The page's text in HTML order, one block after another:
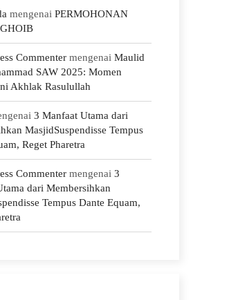
mengenai PERMOHONAN
Commenter mengenai Maulid
SAW 2025: Momen
Akhlak Rasulullah
3 Manfaat Utama dari
MasjidSuspendisse Tempus
Reget Pharetra
Commenter mengenai 3
dari Membersihkan
Tempus Dante Equam,